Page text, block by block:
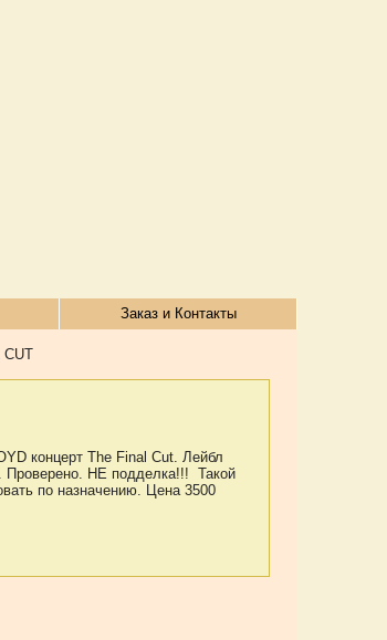
Заказ и Контакты
CUT
концерт The Final Cut. Лейбл
Проверено. НЕ подделка!!! Такой
по назначению. Цена 3500